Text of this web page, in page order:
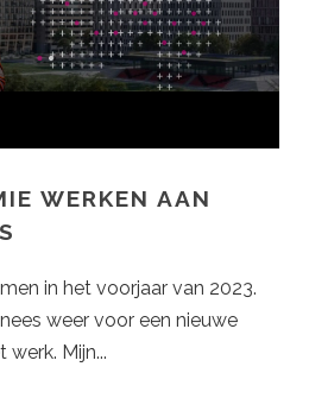
WERKEN AAN
in het voorjaar van 2023.
weer voor een nieuwe
Mijn...